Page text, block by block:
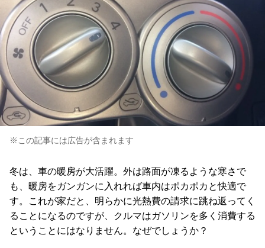
※この記事には広告が含まれます
冬は、車の暖房が大活躍。外は路面が凍るような寒さで
も、暖房をガンガンに入れれば車内はポカポカと快適で
す。これが家だと、明らかに光熱費の請求に跳ね返ってく
ることになるのですが、クルマはガソリンを多く消費する
ということにはなりません。なぜでしょうか？